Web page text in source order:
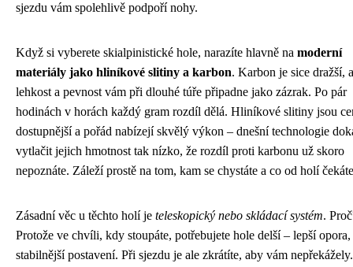
sjezdu vám spolehlivě podpoří nohy.
Když si vyberete skialpinistické hole, narazíte hlavně na moderní
materiály jako hliníkové slitiny a karbon. Karbon je sice dražší,
lehkost a pevnost vám při dlouhé túře připadne jako zázrak. Po pár
hodinách v horách každý gram rozdíl dělá. Hliníkové slitiny jsou
dostupnější a pořád nabízejí skvělý výkon – dnešní technologie
vytlačit jejich hmotnost tak nízko, že rozdíl proti karbonu už skoro
nepoznáte. Záleží prostě na tom, kam se chystáte a co od holí
Zásadní věc u těchto holí je teleskopický nebo skládací systém.
Protože ve chvíli, kdy stoupáte, potřebujete hole delší – lepší opora,
stabilnější postavení. Při sjezdu je ale zkrátíte, aby vám nepřekážely.